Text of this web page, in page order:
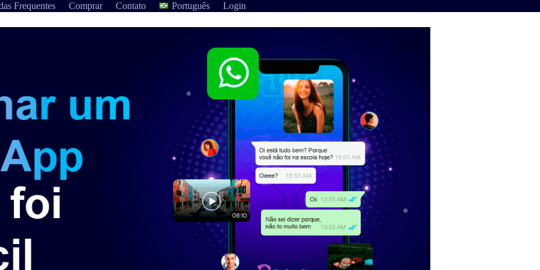
Frequentes Comprar Contato Português Login